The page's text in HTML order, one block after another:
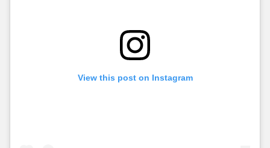
View this post on Instagram